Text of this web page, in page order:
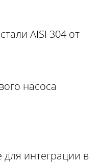
AISI 304 от
насоса
интеграции в